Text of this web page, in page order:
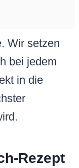
Wir setzen
bei jedem
in die
Rezept